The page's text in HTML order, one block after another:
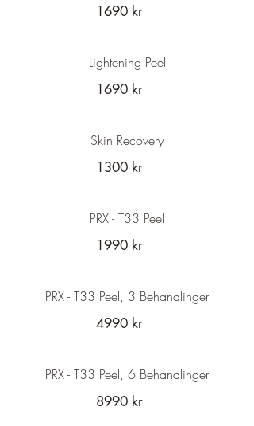
1690 kr
Lightening Peel
1690 kr
Skin Recovery
1300 kr
PRX - T33 Peel
1990 kr
PRX - T33 Peel, 3 Behandlinger
4990 kr
PRX - T33 Peel, 6 Behandlinger
8990 kr